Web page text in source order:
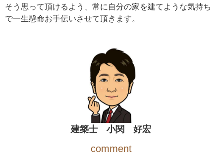
そう思って頂けるよう、常に自分の家を建てような気持ち
で一生懸命お手伝いさせて頂きます。
建築士 小関 好宏
comment